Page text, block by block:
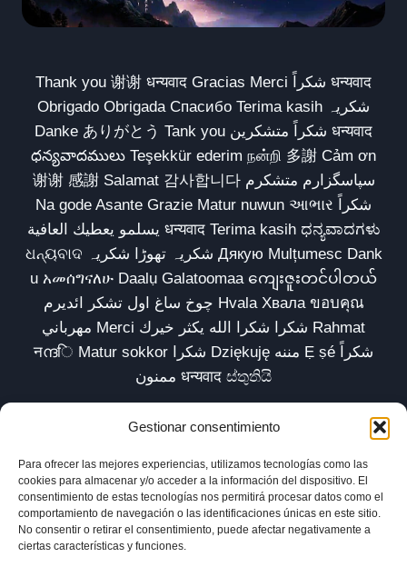
Gestionar consentimiento
Para ofrecer las mejores experiencias, utilizamos tecnologías como las
cookies para almacenar y/o acceder a la información del dispositivo. El
consentimiento de estas tecnologías nos permitirá procesar datos como el
comportamiento de navegación o las identificaciones únicas en este sitio.
No consentir o retirar el consentimiento, puede afectar negativamente a
ciertas características y funciones.
Thank you 谢谢 धन्यवाद Gracias Merci شكراً धन्यवाद
Obrigado Obrigada Спасибо Terima kasih شکریہ
Danke ありがとう Tank you شكراً متشكرين धन्यवाद
ధన్యవాదములు Teşekkür ederim நன்றி 多謝 Cảm ơn
谢谢 感謝 Salamat 감사합니다 سپاسگزارم متشکرم
Na gode Asante Grazie Matur nuwun આભાર شكراً
يسلمو يعطيك العافية धन्यवाद Terima kasih ಧನ್ಯವಾದಗಳು
ଧନ୍ୟବାଦ شکریہ تھوڑا شکریہ Дякую Mulțumesc Dank
u አመሰግናለሁ Daalụ Galatoomaa ကျေးဇူးတင်ပါတယ်
چوخ ساغ اول تشکر ائدیرم Hvala Хвала ขอบคุณ
مهرباني Merci شكرا شكرا الله يكثر خيرك Rahmat
नന്ദि Matur sokkor شكرا Dziękuję مننه Ẹ ṣé شكراً
ممنون धन्यवाद ස්තුතියි
Inicio Biblioteca Parábolas TV
Comunidad
Esencia
Blog
Política de privacidad
Aviso legal
Política de cookies (UE)